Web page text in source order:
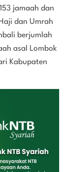
jamaah dan
dan Umrah
berjumlah
asal Lombok
Kabupaten